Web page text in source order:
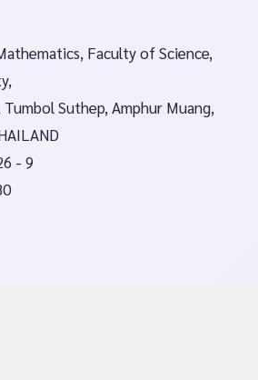
Faculty of Science,
Tumbol Suthep, Amphur Muang,
- 9